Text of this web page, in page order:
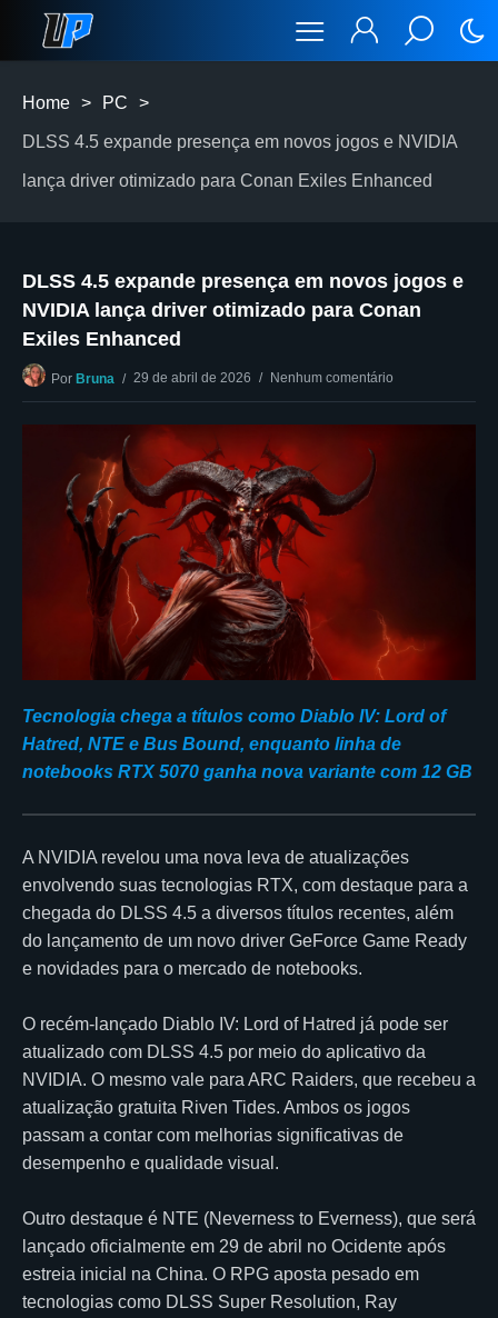
Home > PC >
DLSS 4.5 expande presença em novos jogos e NVIDIA
lança driver otimizado para Conan Exiles Enhanced
DLSS 4.5 expande presença em novos jogos e
NVIDIA lança driver otimizado para Conan
Exiles Enhanced
Por Bruna 29 de abril de 2026 Nenhum comentário
Tecnologia chega a títulos como Diablo IV: Lord of
Hatred, NTE e Bus Bound, enquanto linha de
notebooks RTX 5070 ganha nova variante com 12 GB
A NVIDIA revelou uma nova leva de atualizações
envolvendo suas tecnologias RTX, com destaque para a
chegada do DLSS 4.5 a diversos títulos recentes, além
do lançamento de um novo driver GeForce Game Ready
e novidades para o mercado de notebooks.
O recém-lançado Diablo IV: Lord of Hatred já pode ser
atualizado com DLSS 4.5 por meio do aplicativo da
NVIDIA. O mesmo vale para ARC Raiders, que recebeu a
atualização gratuita Riven Tides. Ambos os jogos
passam a contar com melhorias significativas de
desempenho e qualidade visual.
Outro destaque é NTE (Neverness to Everness), que será
lançado oficialmente em 29 de abril no Ocidente após
estreia inicial na China. O RPG aposta pesado em
tecnologias como DLSS Super Resolution, Ray